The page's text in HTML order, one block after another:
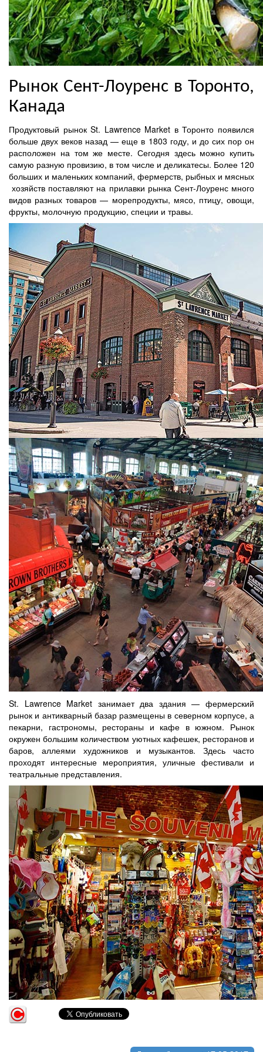
Рынок Сент-Лоуренс в Торонто,
Канада
Продуктовый рынок St. Lawrence Market в Торонто появился
больше двух веков назад — еще в 1803 году, и до сих пор он
расположен на том же месте. Сегодня здесь можно купить
самую разную провизию, в том числе и деликатесы. Более 120
больших и маленьких компаний, фермерств, рыбных и мясных
хозяйств поставляют на прилавки рынка Сент-Лоуренс много
видов разных товаров — морепродукты, мясо, птицу, овощи,
фрукты, молочную продукцию, специи и травы.
St. Lawrence Market занимает два здания — фермерский
рынок и антикварный базар размещены в северном корпусе, а
пекарни, гастрономы, рестораны и кафе в южном. Рынок
окружен большим количеством уютных кафешек, ресторанов и
баров, аллеями художников и музыкантов. Здесь часто
проходят интересные мероприятия, уличные фестивали и
театральные представления.